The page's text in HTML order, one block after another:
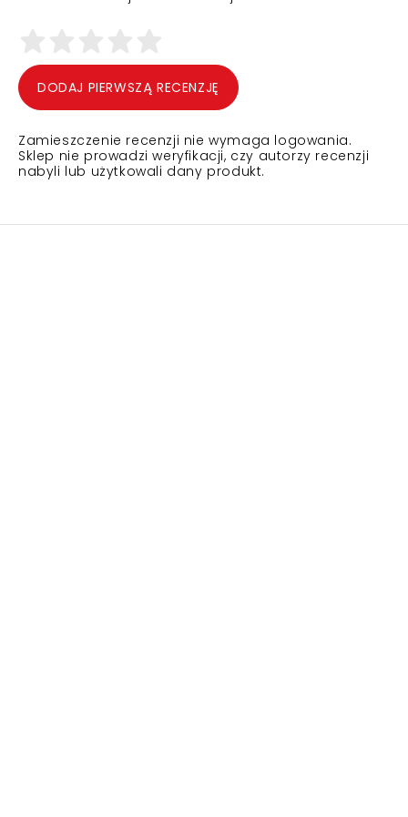
DODAJ PIERWSZĄ RECENZJĘ
Zamieszczenie recenzji nie wymaga logowania.
Sklep nie prowadzi weryfikacji, czy autorzy recenzji
nabyli lub użytkowali dany produkt.